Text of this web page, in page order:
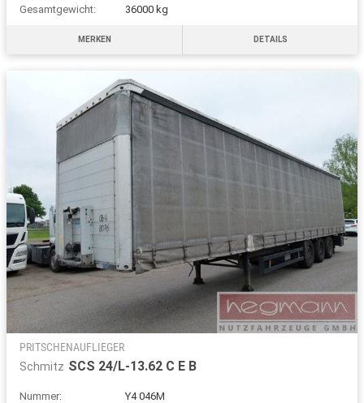
Gesamtgewicht:
36000 kg
MERKEN DETAILS
PRITSCHENAUFLIEGER
Schmitz SCS 24/L-13.62 C E B
Nummer: Y4 046M